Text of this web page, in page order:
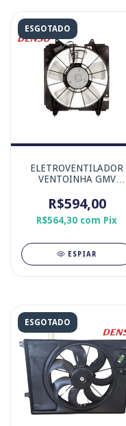
ESGOTADO
ELETROVENTILADOR
VENTOINHA GMV
16V G8 (LADO
MOTORISTA)
R$594,00
R$564,30 com Pix
ESPIAR
ESGOTADO